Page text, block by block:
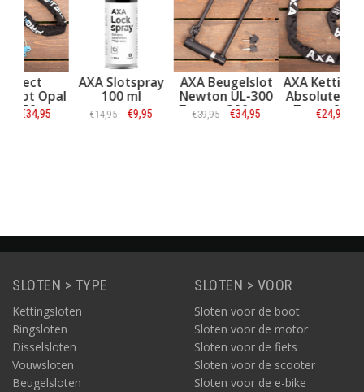
AXA Slotspray
100 ml
€14,95 €9,95
AXA Beugelslot
Newton UL-300
Zwart - 300 mm
€39,95 €34,95
AXA Kettingslot
Absolute 8 - 90
Zwart 90 cm
SLOTEN > TYPE
Kettingsloten
Ringsloten
Disselsloten
Vouwsloten
Beugelsloten
SLOTEN > VOOR
Sloten voor de boot
Sloten voor de motor
Sloten voor de fiets
Sloten voor de scooter
Sloten voor de e-bike